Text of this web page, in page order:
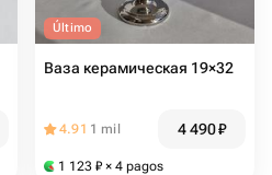
Último
Ваза керамическая 19×32
4.91 1 mil 4 490₽
1 123 ₽ × 4 pagos